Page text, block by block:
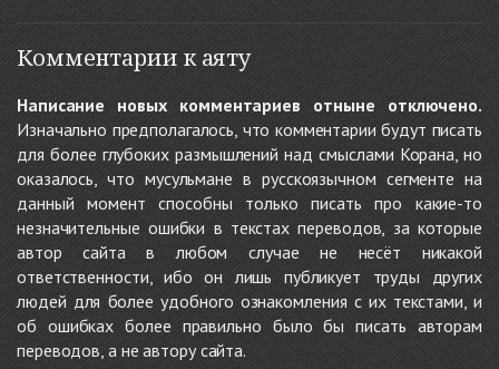
Комментарии к аяту
Написание новых комментариев отныне отключено.
Изначально предполагалось, что комментарии будут писать
для более глубоких размышлений над смыслами Корана, но
оказалось, что мусульмане в русскоязычном сегменте на
данный момент способны только писать про какие-то
незначительные ошибки в текстах переводов, за которые
автор сайта в любом случае не несёт никакой
ответственности, ибо он лишь публикует труды других
людей для более удобного ознакомления с их текстами, и
об ошибках более правильно было бы писать авторам
переводов, а не автору сайта.